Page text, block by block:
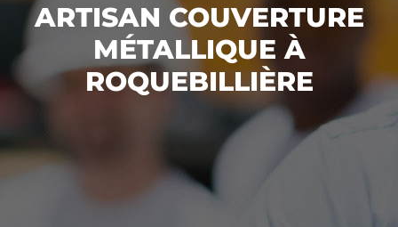
ARTISAN COUVERTURE
MÉTALLIQUE À
ROQUEBILLIÈRE